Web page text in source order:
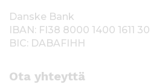
Danske Bank
IBAN: FI38 8000 1400 1611 30
BIC: DABAFIHH
Ota yhteyttä